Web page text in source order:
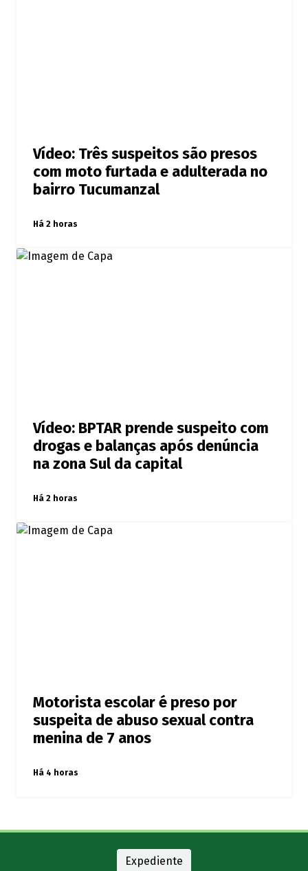
Vídeo: Três suspeitos são presos
com moto furtada e adulterada no
bairro Tucumanzal
Há 2 horas
Vídeo: BPTAR prende suspeito com
drogas e balanças após denúncia
na zona Sul da capital
Há 2 horas
Motorista escolar é preso por
suspeita de abuso sexual contra
menina de 7 anos
Há 4 horas
Expediente